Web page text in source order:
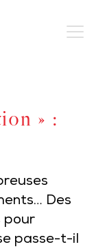
» :
Des
pour
passe-t-il